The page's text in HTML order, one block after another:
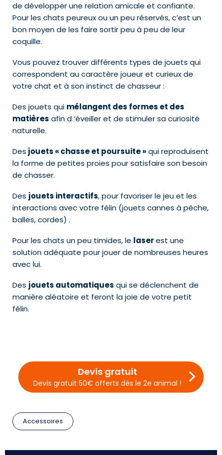
de développer une relation amicale et confiante.
Pour les chats peureux ou un peu réservés, c’est un
bon moyen de les faire sortir peu à peu de leur
coquille.
Vous pouvez trouver différents types de jouets qui
correspondent au caractère joueur et curieux de
votre chat et à son instinct de chasseur :
Des jouets qui mélangent des formes et des
matières afin d ‘éveiller et de stimuler sa curiosité
naturelle.
Des jouets « chasse et poursuite »qui reproduisent
la forme de petites proies pour satisfaire son besoin
de chasser.
Des jouets interactifs, pour favoriser le jeu et les
interactions avec votre félin (jouets cannes à pêche,
balles, cordes) .
Pour les chats un peu timides, le laserest une
solution adéquate pour jouer de nombreuses heures
avec lui.
Des jouets automatiques qui se déclenchent de
manière aléatoire et feront la joie de votre petit
félin.
Devis gratuit
Devis gratuit 50€ offerts dès le 2e animal !
Accessoires